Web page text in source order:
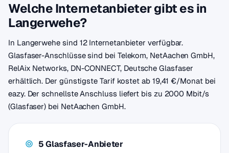
Welche Internetanbieter gibt es in
Langerwehe?
In Langerwehe sind 12 Internetanbieter verfügbar.
Glasfaser-Anschlüsse sind bei Telekom, NetAachen GmbH,
RelAix Networks, DN-CONNECT, Deutsche Glasfaser
erhältlich. Der günstigste Tarif kostet ab 19,41 €/Monat bei
eazy. Der schnellste Anschluss liefert bis zu 2000 Mbit/s
(Glasfaser) bei NetAachen GmbH.
5 Glasfaser-Anbieter